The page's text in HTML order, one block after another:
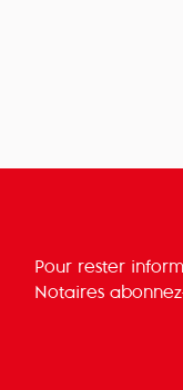
Pour rester
Notaires